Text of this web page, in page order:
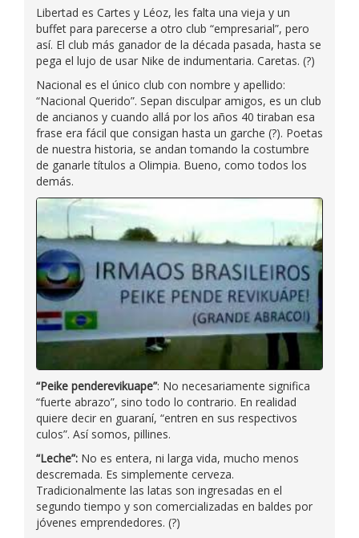
Libertad es Cartes y Léoz, les falta una vieja y un
buffet para parecerse a otro club “empresarial”, pero
así. El club más ganador de la década pasada, hasta se
pega el lujo de usar Nike de indumentaria. Caretas. (?)
Nacional es el único club con nombre y apellido:
“Nacional Querido”. Sepan disculpar amigos, es un club
de ancianos y cuando allá por los años 40 tiraban esa
frase era fácil que consigan hasta un garche (?). Poetas
de nuestra historia, se andan tomando la costumbre
de ganarle títulos a Olimpia. Bueno, como todos los
demás.
“Peike penderevikuape”: No necesariamente significa
“fuerte abrazo”, sino todo lo contrario. En realidad
quiere decir en guaraní, “entren en sus respectivos
culos”. Así somos, pillines.
“Leche”: No es entera, ni larga vida, mucho menos
descremada. Es simplemente cerveza.
Tradicionalmente las latas son ingresadas en el
segundo tiempo y son comercializadas en baldes por
jóvenes emprendedores. (?)